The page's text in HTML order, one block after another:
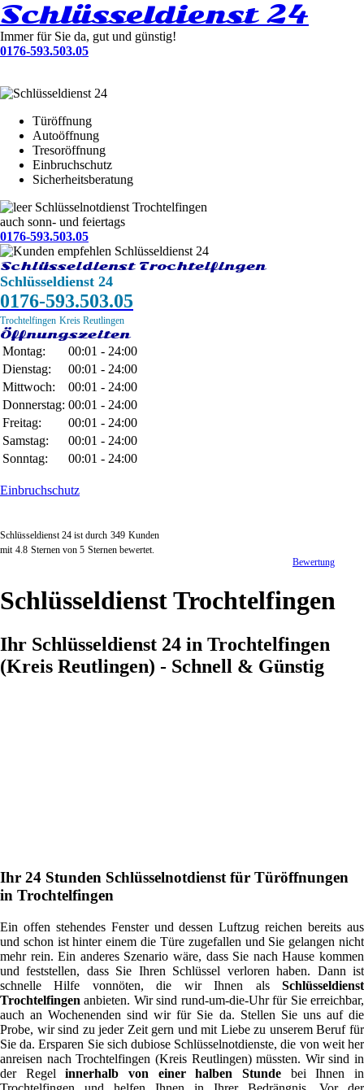
Schlüsseldienst 24
Immer für Sie da, gut und günstig!
0176-593.503.05
Türöffnung
Autoöffnung
Tresoröffnung
Einbruchschutz
Sicherheitsberatung
Schlüsselnotdienst Trochtelfingen
auch sonn- und feiertags
0176-593.503.05
Schlüsseldienst Trochtelfingen
Schlüsseldienst 24
0176-593.503.05
Trochtelfingen Kreis Reutlingen
Öffnungszeiten
Montag:
00:01 - 24:00
Dienstag:
00:01 - 24:00
Mittwoch:
00:01 - 24:00
Donnerstag: 00:01 - 24:00
Freitag:
00:01 - 24:00
Samstag:
00:01 - 24:00
Sonntag:
00:01 - 24:00
Einbruchschutz
Schlüsseldienst 24 ist durch 349 Kunden
mit 4.8 Sternen von 5 Sternen bewertet.
Bewertung
Schlüsseldienst Trochtelfingen
Ihr Schlüsseldienst 24 in Trochtelfingen
(Kreis Reutlingen) - Schnell & Günstig
Ihr 24 Stunden Schlüsselnotdienst für Türöffnungen
in Trochtelfingen
Ein offen stehendes Fenster und dessen Luftzug reichen bereits aus
und schon ist hinter einem die Türe zugefallen und Sie gelangen nicht
mehr rein. Ein anderes Szenario wäre, dass Sie nach Hause kommen
und feststellen, dass Sie Ihren Schlüssel verloren haben. Dann ist
schnelle Hilfe vonnöten, die wir Ihnen als Schlüsseldienst
Trochtelfingen anbieten. Wir sind rund-um-die-Uhr für Sie erreichbar,
auch an Wochenenden sind wir für Sie da. Stellen Sie uns auf die
Probe, wir sind zu jeder Zeit gern und mit Liebe zu unserem Beruf für
Sie da. Ersparen Sie sich dubiose Schlüsselnotdienste, die von weit her
anreisen nach Trochtelfingen (Kreis Reutlingen) müssten. Wir sind in
der Regelinnerhalb von einer halben Stunde bei Ihnen in